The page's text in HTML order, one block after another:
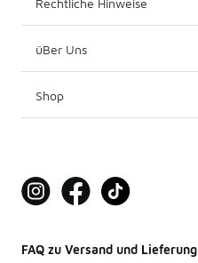
Rechtliche Hinweise
üBer Uns
Shop
FAQ zu Versand und Lieferung